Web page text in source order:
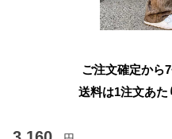
ご注文確定から
送料は1注文あた